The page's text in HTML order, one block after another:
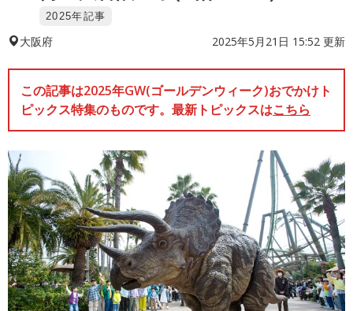
2025年記事
大阪府 2025年5月21日 15:52 更新
この記事は2025年GW(ゴールデンウィーク)おでかけト
ピックス特集のものです。最新トピックスはこちら